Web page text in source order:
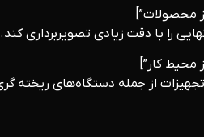
را با دقت زیادی تصویربرداری کند.
از جمله دستگاه‌های ریخته‌